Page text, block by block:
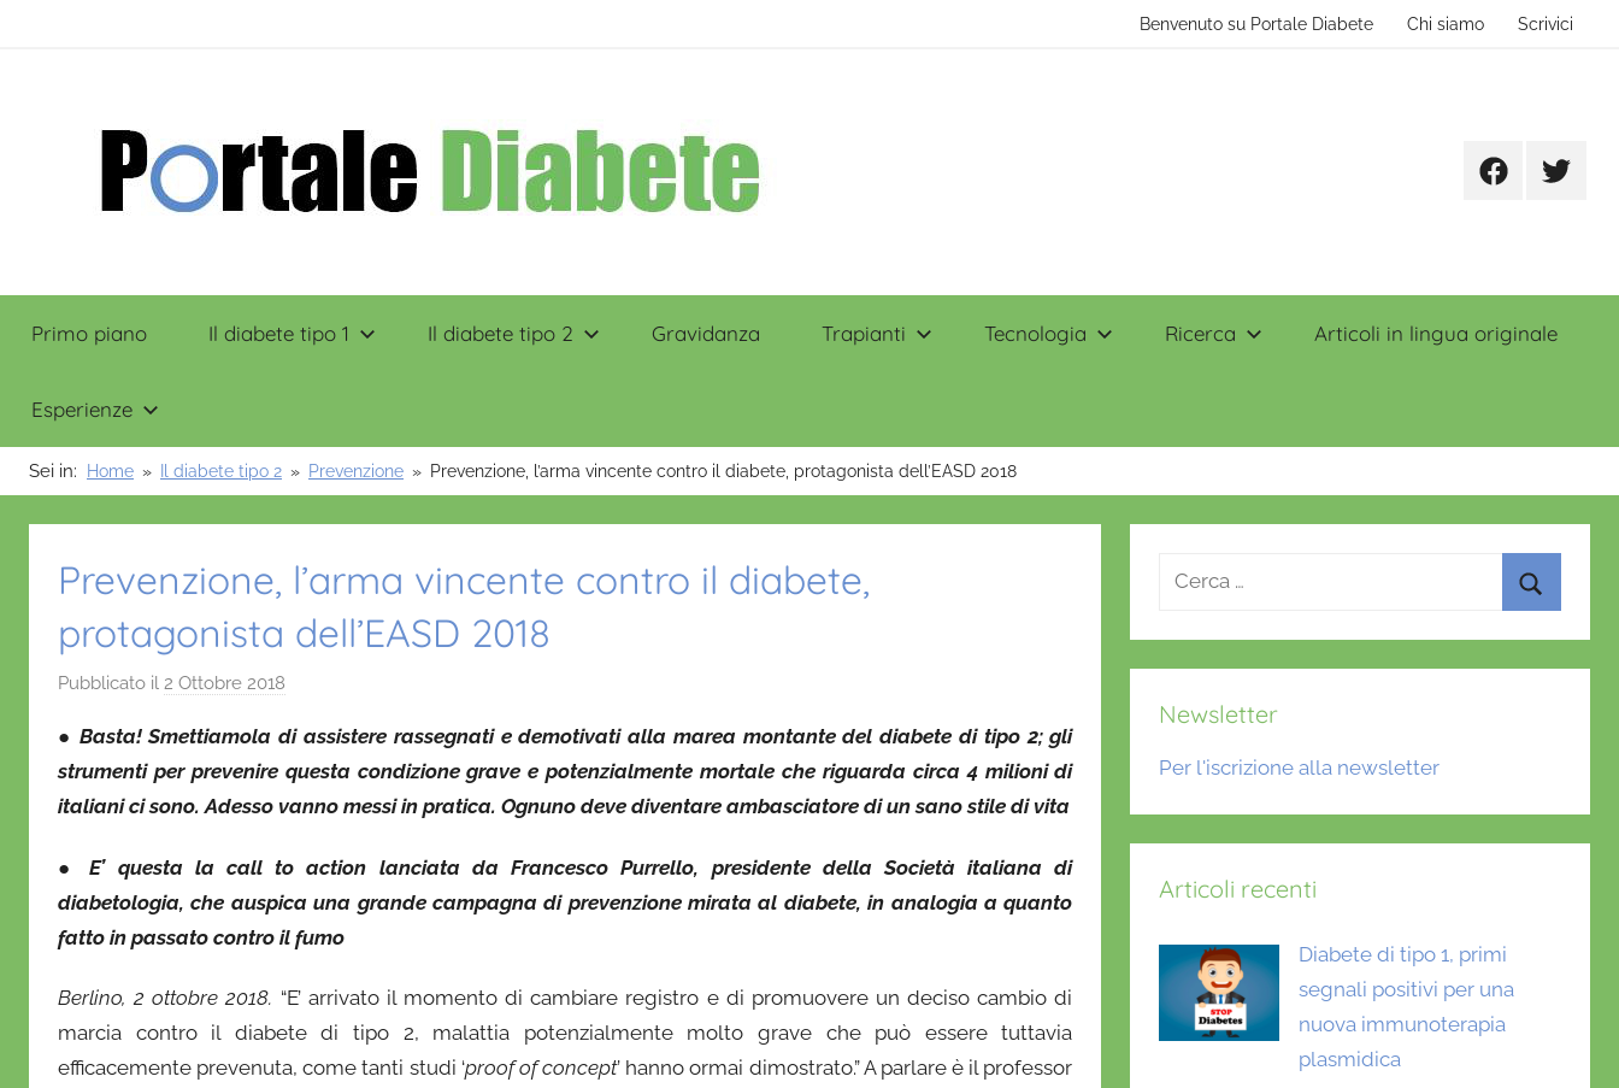
Benvenuto su Portale Diabete Chi siamo Scrivici
Portale
Diabete
FacebookTwitter
Primo piano Il diabete tipo 1 Il diabete tipo 2 Gravidanza Trapianti Tecnologia Ricerca Articoli in lingua originale
Esperienze
Sei in: Home Il diabete tipo 2 Prevenzione Prevenzione, l’arma vincente contro il diabete, protagonista dell’EASD 2018
Prevenzione, l’arma vincente contro il diabete,
protagonista dell’EASD 2018
Pubblicato il 2 Ottobre 2018
D
a
n
e
l
a
'
O
n
● Basta! Smettiamola di assistere rassegnati e demotivati alla marea montante del diabete di tipo 2; gli
strumenti per prevenire questa condizione grave e potenzialmente mortale che riguarda circa 4 milioni di
italiani ci sono. Adesso vanno messi in pratica. Ognuno deve diventare ambasciatore di un sano stile di vita
● E’ questa la call to action lanciata da Francesco Purrello, presidente della Società italiana di
diabetologia, che auspica una grande campagna di prevenzione mirata al diabete, in analogia a quanto
fatto in passato contro il fumo
Berlino, 2 ottobre 2018. “E’ arrivato il momento di cambiare registro e di promuovere un deciso cambio di
marcia contro il diabete di tipo 2, malattia potenzialmente molto grave che può essere tuttavia
efficacemente prevenuta, come tanti studi ‘proof of concept’ hanno ormai dimostrato.” A parlare è il professor
Ricerca
Newsletter
Per l'iscrizione alla newsletter
Articoli recenti
Diabete di tipo 1, primi
segnali positivi per una
nuova immunoterapia
plasmidica